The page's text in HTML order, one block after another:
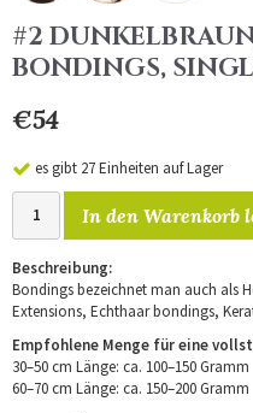
#2
BONDINGS,
€54
es gibt 27 Einheiten auf Lager
In den Warenkorb
Beschreibung:
Bondings bezeichnet man auch als
Extensions, Echthaar bondings,
Empfohlene Menge für eine
30–50 cm Länge: ca. 100–150 Gramm
60–70 cm Länge: ca. 150–200 Gramm